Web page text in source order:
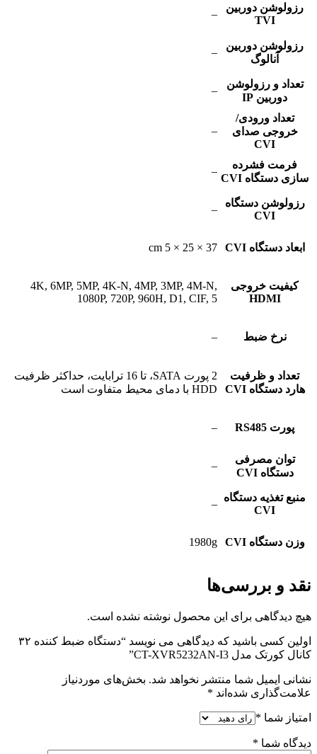
رزولوشن دوربین
TVI
–
رزولوشن دوربین
آنالوگ
–
تعداد و رزولوشن
دوربین IP
–
تعداد ورودی/
خروجی صدای
CVI
–
فرمت فشرده
سازی دستگاه CVI
–
رزولوشن دستگاه
CVI
–
ابعاد دستگاه CVI 37 × 25 × 5 cm
کیفیت خروجی
HDMI
4K, 6MP, 5MP, 4K-N, 4MP, 3MP, 4M-N,
1080P, 720P, 960H, D1, CIF, 5
نرخ ضبط –
تعداد و ظرفیت
هارد دستگاه CVI
2 پورت SATA، تا 16 ترابایت، حداکثر ظرفیت
HDD با دمای محیط متفاوت است
پورت RS485 –
توان مصرفی
دستگاه CVI
–
منبع تغذیه دستگاه
CVI
–
وزن دستگاه CVI 1980g
نقد و بررسی‌ها
هیچ دیدگاهی برای این محصول نوشته نشده است.
اولین کسی باشید که دیدگاهی می نویسد “دستگاه ضبط کننده ۳۲
کانال کورتک مدل CT-XVR5232AN-I3”
نشانی ایمیل شما منتشر نخواهد شد. بخش‌های موردنیاز
علامت‌گذاری شده‌اند *
امتیاز شما *
دیدگاه شما *